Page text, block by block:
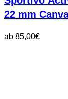
22 mm
ab 85,00€